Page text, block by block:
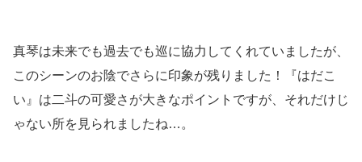
真琴は未来でも過去でも巡に協力してくれていましたが、
このシーンのお陰でさらに印象が残りました！『はだこ
い』は二斗の可愛さが大きなポイントですが、それだけじ
ゃない所を見られましたね…。